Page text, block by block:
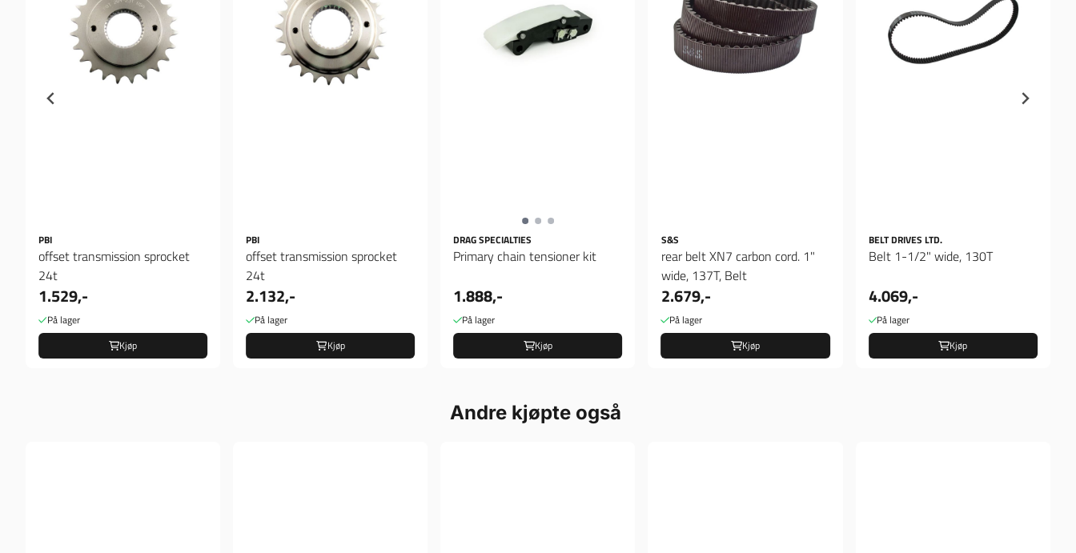
PBI
offset transmission sprocket
24t
1.529,-
På lager
Kjøp
PBI
offset transmission sprocket
24t
2.132,-
På lager
Kjøp
DRAG SPECIALTIES
Primary chain tensioner kit
1.888,-
På lager
Kjøp
S&S
rear belt XN7 carbon cord. 1"
wide, 137T, Belt
2.679,-
På lager
Kjøp
BELT DRIVES LTD.
Belt 1-1/2" wide, 130T
4.069,-
På lager
Kjøp
Andre kjøpte også